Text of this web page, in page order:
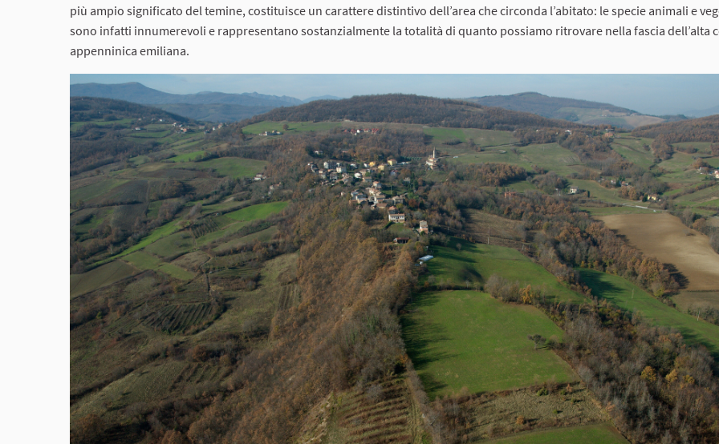
più ampio significato del temine, costituisce un carattere distintivo dell’area che circonda l’abitato: le specie animali e
sono infatti innumerevoli e rappresentano sostanzialmente la totalità di quanto possiamo ritrovare nella fascia dell’alta
appenninica emiliana.